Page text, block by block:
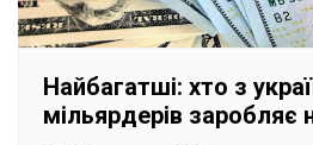
Найбагатші: хто з
мільярдерів заробляє